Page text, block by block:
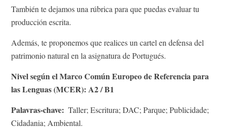
También te dejamos una rúbrica para que puedas evaluar tu
producción escrita.
Además, te proponemos que realices un cartel en defensa del
patrimonio natural en la asignatura de Portugués.
Nivel según el Marco Común Europeo de Referencia para
las Lenguas (MCER): A2 / B1
Palavras-chave
Taller; Escritura; DAC; Parque; Publicidade;
Cidadania; Ambiental.